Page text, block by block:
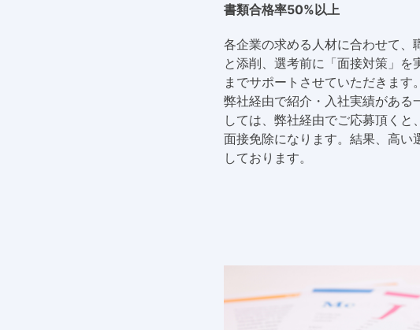
書類合格率50%以上
各企業の求める人材に合わせて、
と添削、選考前に「面接対策」を
までサポートさせていただきます。
弊社経由で紹介・入社実績がある
しては、弊社経由でご応募頂くと
面接免除になります。結果、高い
しております。